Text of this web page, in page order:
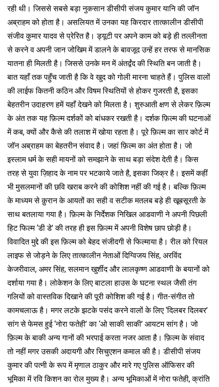
रही थी। जिससे सबसे बड़ा नुकसान डीसीपी संजय कुमार यानि की जॉन
अब्राहम को होता है। असलियत में उनका यह किरदार तात्कालीन डीसीपी
संजीव कुमार यादव से प्रेरित है। ड्यूटी पर अपने काम को बड़े ही तल्लीनता
से करने व अपनी जान जोखिम में डालने के बावजूद उन्हें हर तरफ से मानसिक
यातना ही मिलती है। जिससे उनके मन में अंतर्द्वंद की स्थिति बन जाती है।
बात यहाँ तक पहुँच जाती है कि वे खुद को गोली मारना चाहते हैं। पुलिस वालों
की लाईफ कितनी कठिन और विषम स्थितियों से होकर गुजरती है, इसका
बेहतरीन उदाहरण हमें यहाँ देखने को मिलता है। शुरुआती क्षण से लेकर फ़िल्म
के अंत तक यह फ़िल्म दर्शकों को बांधकर रखती है। दर्शक फ़िल्म की घटनाओं
में कब, क्यों और कैसे की तलाश में खोया रहता है। पूरे फ़िल्म का सार कोर्ट में
जॉन अब्राहम का बेहतरीन संवाद है। जहां फ़िल्म का अंत होता है। जो
इस्लाम धर्म के सही मायनों को समझाने के साथ बड़ा संदेश देती है। किस
तरह से युवा ज़िहाद के नाम पर भटकाये जाते है, इसका जिक्र है। इसमें कहीं
भी मुसलमानों की छवि खराब करने की कोशिश नहीं की गई है। बल्कि फ़िल्म
के माध्यम से क़ुरान के आयतों का सही व सटीक मतलब बड़े ही खूबसूरती के
साथ बतलाया गया है। फ़िल्म के निर्देशक निखिल आडवाणी ने अपनी पिछली
हिट फिल्म ‘डी डे’ की तरह ही इस फ़िल्म में अपनी विशेष छाप छोड़ी है।
विवादित मुद्दे की इस फ़िल्म को बेहद संजीदगी से फिल्माया है। रील को रियल
लाइफ से जोड़ने के लिए तात्कालीन नेताओं दिग्विजय सिंह, अरविंद
केजरीवाल, अमर सिंह, सलमान खुर्शीद और लालकृष्ण आडवाणी के बयानों को
दर्शाया गया है। लोकेशन के लिए बाटला हाउस के घटना स्थल जैसी तंग
गलियों को वास्तविक दिखाने की पूरी कोशिश की गई है। गीत-संगीत तो
कामचलाऊ है। मगर लटके झटके पसंद करने वालों के लिए ‘दिलबर दिलबर’
सांग से फेमस हुई ‘नोरा फतेही’ का ‘ओ साकी साकी’ आयटम सांग है। जो
फ़िल्म के बाकी अन्य गानों की भरपाई करता नजर आता है। फ़िल्म के संवाद
तो नहीं मगर उसकी अदायगी और सिचुएशन कमाल की है। डीसीपी संजय
कुमार की पत्नी के रूप में मृणाल ठाकुर और मारे गए पुलिस ऑफिसर की
भूमिका में रवि किशन का रोल मुख्य है। अन्य भूमिकाओं में नोरा फतेही, क्रांति